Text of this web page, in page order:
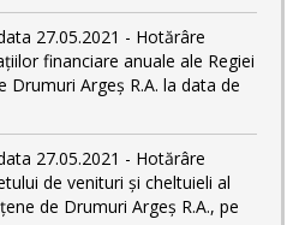
27.05.2021 - Hotărâre
financiare anuale ale Regiei
Drumuri Argeș R.A. la data de
27.05.2021 - Hotărâre
de venituri și cheltuieli al
de Drumuri Argeș R.A., pe